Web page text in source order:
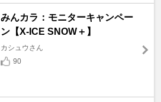
みんカラ：モニターキャンペー
ン【X-ICE SNOW＋】
カシュウさん
90